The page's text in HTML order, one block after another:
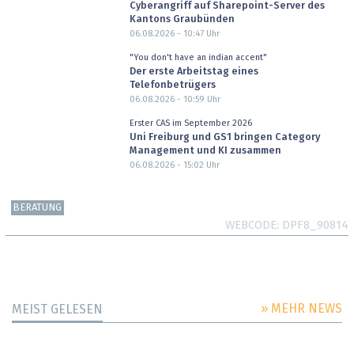
Cyberangriff auf Sharepoint-Server des
Kantons Graubünden
06.08.2026 - 10:47Uhr
"You don't have an indian accent"
Der erste Arbeitstag eines
Telefonbetrügers
06.08.2026 - 10:59 Uhr
Erster CAS im September 2026
Uni Freiburg und GS1 bringen Category
Management und KI zusammen
06.08.2026 - 15:02 Uhr
BERATUNG
WEBCODE DPF8_90814
MEIST GELESEN » MEHR NEWS